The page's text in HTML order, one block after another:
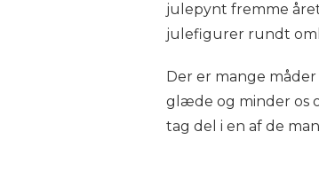
julepynt fremme
julefigurer rundt
Der er mange
glæde og minder os
tag del i en af de